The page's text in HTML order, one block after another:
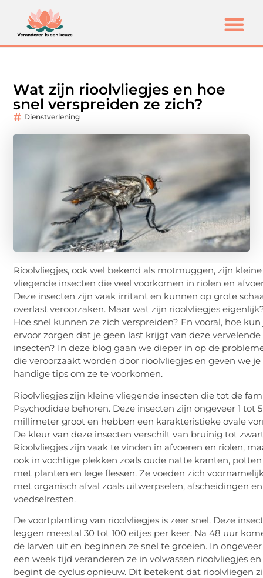
Wat zijn rioolvliegjes en hoe
snel verspreiden ze zich?
Dienstverlening
Rioolvliegjes, ook wel bekend als motmuggen, zijn kleine
vliegende insecten die veel voorkomen in riolen en
Deze insecten zijn vaak irritant en kunnen op grote
overlast veroorzaken. Maar wat zijn rioolvliegjes
Hoe snel kunnen ze zich verspreiden? En vooral, hoe kun
ervoor zorgen dat je geen last krijgt van deze vervelende
insecten? In deze blog gaan we dieper in op de
die veroorzaakt worden door rioolvliegjes en geven we je
handige tips om ze te voorkomen.
Rioolvliegjes zijn kleine vliegende insecten die tot de
Psychodidae behoren. Deze insecten zijn ongeveer 1 tot 5
millimeter groot en hebben een karakteristieke ovale
De kleur van deze insecten verschilt van bruinig tot
Rioolvliegjes zijn vaak te vinden in afvoeren en riolen,
ook in vochtige plekken zoals oude natte kranten, potten
met planten en lege flessen. Ze voeden zich
met organisch afval zoals uitwerpselen, afscheidingen en
voedselresten.
De voortplanting van rioolvliegjes is zeer snel. Deze
leggen meestal 30 tot 100 eitjes per keer. Na 48 uur
de larven uit en beginnen ze snel te groeien. In ongeveer
een week tijd veranderen ze in volwassen rioolvliegjes en
begint de cyclus opnieuw. Dit betekent dat rioolvliegen